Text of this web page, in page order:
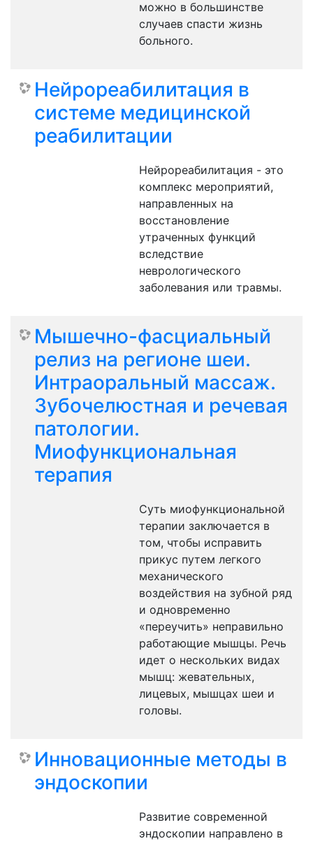
можно в большинстве
случаев спасти жизнь
больного.
Нейрореабилитация в
системе медицинской
реабилитации
Нейрореабилитация - это
комплекс мероприятий,
направленных на
восстановление
утраченных функций
вследствие
неврологического
заболевания или травмы.
Мышечно-фасциальный
релиз на регионе шеи.
Интраоральный массаж.
Зубочелюстная и речевая
патологии.
Миофункциональная
терапия
Суть миофункциональной
терапии заключается в
том, чтобы исправить
прикус путем легкого
механического
воздействия на зубной ряд
и одновременно
«переучить» неправильно
работающие мышцы. Речь
идет о нескольких видах
мышц: жевательных,
лицевых, мышцах шеи и
головы.
Инновационные методы в
эндоскопии
Развитие современной
эндоскопии направлено в